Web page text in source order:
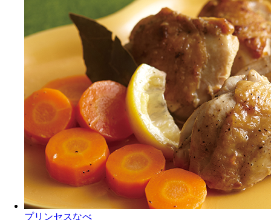
プリンセスなべ